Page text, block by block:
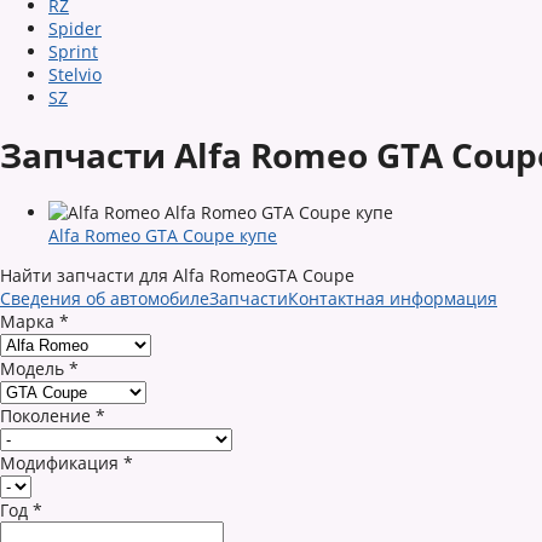
RZ
Spider
Sprint
Stelvio
SZ
Запчасти Alfa Romeo GTA
Alfa Romeo GTA Coupe купе
Найти запчасти для Alfa RomeoGTA Coupe
Сведения об автомобилеЗапчастиКонтактная информация
Марка *
Модель *
Поколение *
Модификация *
Год *